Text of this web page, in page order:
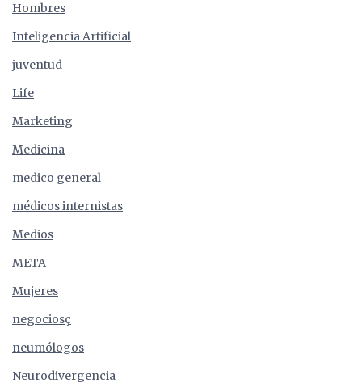
Hombres
Inteligencia Artificial
juventud
Life
Marketing
Medicina
medico general
médicos internistas
Medios
META
Mujeres
negociosç
neumólogos
Neurodivergencia